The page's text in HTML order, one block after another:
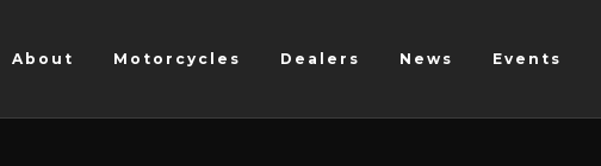
About Motorcycles Dealers News Events